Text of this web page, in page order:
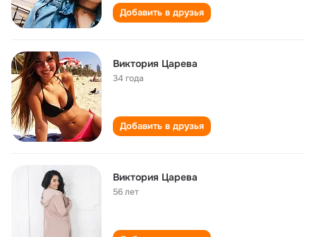
Добавить в друзья
Виктория Царева
34 года
Добавить в друзья
Виктория Царева
56 лет